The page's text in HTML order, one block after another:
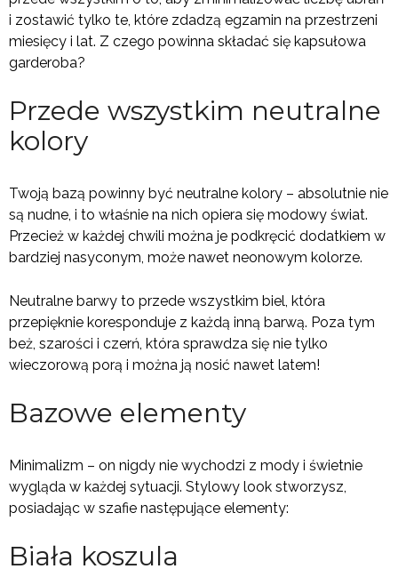
i zostawić tylko te, które zdadzą egzamin na przestrzeni
miesięcy i lat. Z czego powinna składać się kapsułowa
garderoba?
Przede wszystkim neutralne
kolory
Twoją bazą powinny być neutralne kolory – absolutnie nie
są nudne, i to właśnie na nich opiera się modowy świat.
Przecież w każdej chwili można je podkręcić dodatkiem w
bardziej nasyconym, może nawet neonowym kolorze.
Neutralne barwy to przede wszystkim biel, która
przepięknie koresponduje z każdą inną barwą. Poza tym
beż, szarości i czerń, która sprawdza się nie tylko
wieczorową porą i można ją nosić nawet latem!
Bazowe elementy
Minimalizm – on nigdy nie wychodzi z mody i świetnie
wygląda w każdej sytuacji. Stylowy look stworzysz,
posiadając w szafie następujące elementy:
Biała koszula